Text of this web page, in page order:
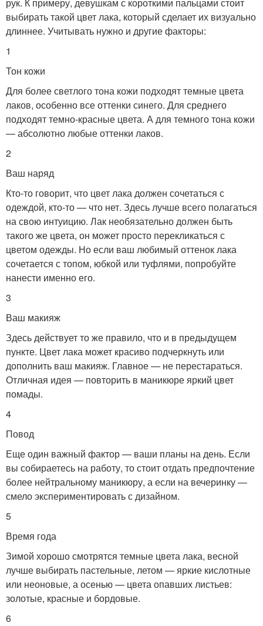
рук. К примеру, девушкам с короткими пальцами стоит
выбирать такой цвет лака, который сделает их визуально
длиннее. Учитывать нужно и другие факторы:
1
Тон кожи
Для более светлого тона кожи подходят темные цвета
лаков, особенно все оттенки синего. Для среднего
подходят темно-красные цвета. А для темного тона кожи
— абсолютно любые оттенки лаков.
2
Ваш наряд
Кто-то говорит, что цвет лака должен сочетаться с
одеждой, кто-то — что нет. Здесь лучше всего полагаться
на свою интуицию. Лак необязательно должен быть
такого же цвета, он может просто перекликаться с
цветом одежды. Но если ваш любимый оттенок лака
сочетается с топом, юбкой или туфлями, попробуйте
нанести именно его.
3
Ваш макияж
Здесь действует то же правило, что и в предыдущем
пункте. Цвет лака может красиво подчеркнуть или
дополнить ваш макияж. Главное — не перестараться.
Отличная идея — повторить в маникюре яркий цвет
помады.
4
Повод
Еще один важный фактор — ваши планы на день. Если
вы собираетесь на работу, то стоит отдать предпочтение
более нейтральному маникюру, а если на вечеринку —
смело экспериментировать с дизайном.
5
Время года
Зимой хорошо смотрятся темные цвета лака, весной
лучше выбирать пастельные, летом — яркие кислотные
или неоновые, а осенью — цвета опавших листьев:
золотые, красные и бордовые.
6